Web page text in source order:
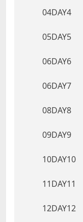
04DAY4
05DAY5
06DAY6
06DAY7
08DAY8
09DAY9
10DAY10
11DAY11
12DAY12